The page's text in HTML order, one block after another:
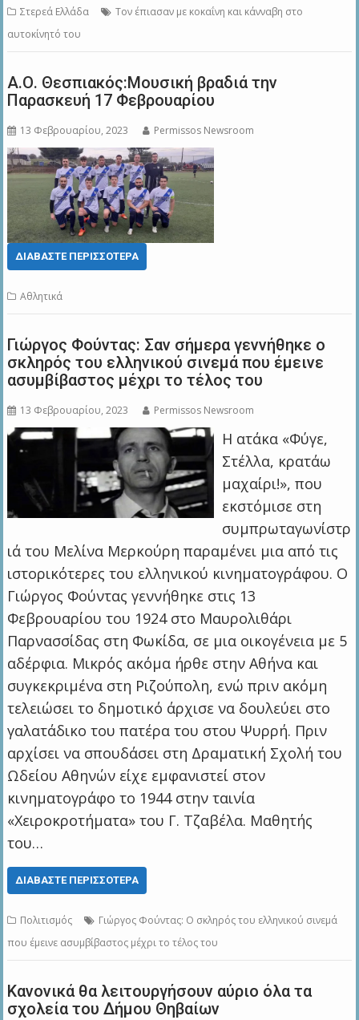
Στερεά Ελλάδα
Τον έπιασαν με κοκαΐνη και κάνναβη στο
αυτοκίνητό του
Α.Ο. Θεσπιακός:Μουσική βραδιά την
Παρασκευή 17 Φεβρουαρίου
13 Φεβρουαρίου, 2023 Permissos Newsroom
ΔΙΑΒΆΣΤΕ ΠΕΡΙΣΣΌΤΕΡΑ
Αθλητικά
Γιώργος Φούντας: Σαν σήμερα γεννήθηκε ο
σκληρός του ελληνικού σινεμά που έμεινε
ασυμβίβαστος μέχρι το τέλος του
13 Φεβρουαρίου, 2023 Permissos Newsroom
Η ατάκα «Φύγε,
Στέλλα, κρατάω
μαχαίρι!», που
εκστόμισε στη
συμπρωταγωνίστρ
ιά του Μελίνα Μερκούρη παραμένει μια από τις
ιστορικότερες του ελληνικού κινηματογράφου. Ο
Γιώργος Φούντας γεννήθηκε στις 13
Φεβρουαρίου του 1924 στο Μαυρολιθάρι
Παρνασσίδας στη Φωκίδα, σε μια οικογένεια με 5
αδέρφια. Μικρός ακόμα ήρθε στην Αθήνα και
συγκεκριμένα στη Ριζούπολη, ενώ πριν ακόμη
τελειώσει το δημοτικό άρχισε να δουλεύει στο
γαλατάδικο του πατέρα του στου Ψυρρή. Πριν
αρχίσει να σπουδάσει στη Δραματική Σχολή του
Ωδείου Αθηνών είχε εμφανιστεί στον
κινηματογράφο το 1944 στην ταινία
«Χειροκροτήματα» του Γ. Τζαβέλα. Μαθητής
του…
ΔΙΑΒΆΣΤΕ ΠΕΡΙΣΣΌΤΕΡΑ
Πολιτισμός
Γιώργος Φούντας: Ο σκληρός του ελληνικού σινεμά
που έμεινε ασυμβίβαστος μέχρι το τέλος του
Κανονικά θα λειτουργήσουν αύριο όλα τα
σχολεία του Δήμου Θηβαίων